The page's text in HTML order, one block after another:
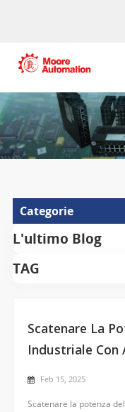
Categorie
L'ultimo Blog
TAG
Scatenare La
Industriale Con
Feb 15, 2025
Scatenare la potenza